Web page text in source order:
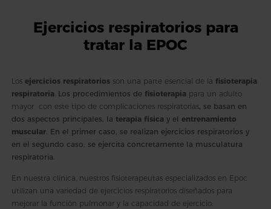
Ejercicios respiratorios para
tratar la EPOC
Los ejercicios respiratorios son una parte esencial de la fisioterapia
respiratoria Los procedimientos de fisioterapia para un adulto
mayor con este tipo de complicaciones respiratorias, se basan en
dos aspectos principales, la terapia física y el entrenamiento
muscular . En el primer caso, se realizan ejercicios respiratorios y
en el segundo caso, se ejercita concretamente la musculatura
respiratoria.
En nuestra clínica, nuestros fisioterapeutas especializados en Epoc
utilizan una variedad de ejercicios respiratorios diseñados para
mejorar la función pulmonar y la capacidad de ejercicio: